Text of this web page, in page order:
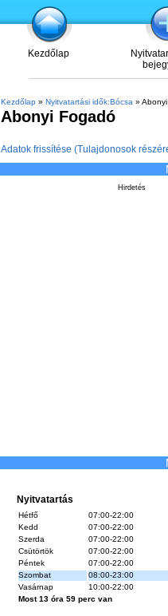
Kezdőlap
Kezdőlap» Nyitvatartási idők:Bócsa »
Abonyi Fogadó
Adatok frissítése (Tulajdonosok
Hirdetés
Nyitvatartás
Hétfő
07:00-22:00
Kedd
07:00-22:00
Szerda
07:00-22:00
Csütörtök
07:00-22:00
Péntek
07:00-22:00
Szombat
08:00-23:00
Vasárnap
10:00-22:00
Most 13 óra 59 perc van